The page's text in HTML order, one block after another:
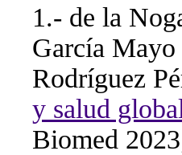
1.- de la
García Mayo
Rodríguez
y salud
Biomed